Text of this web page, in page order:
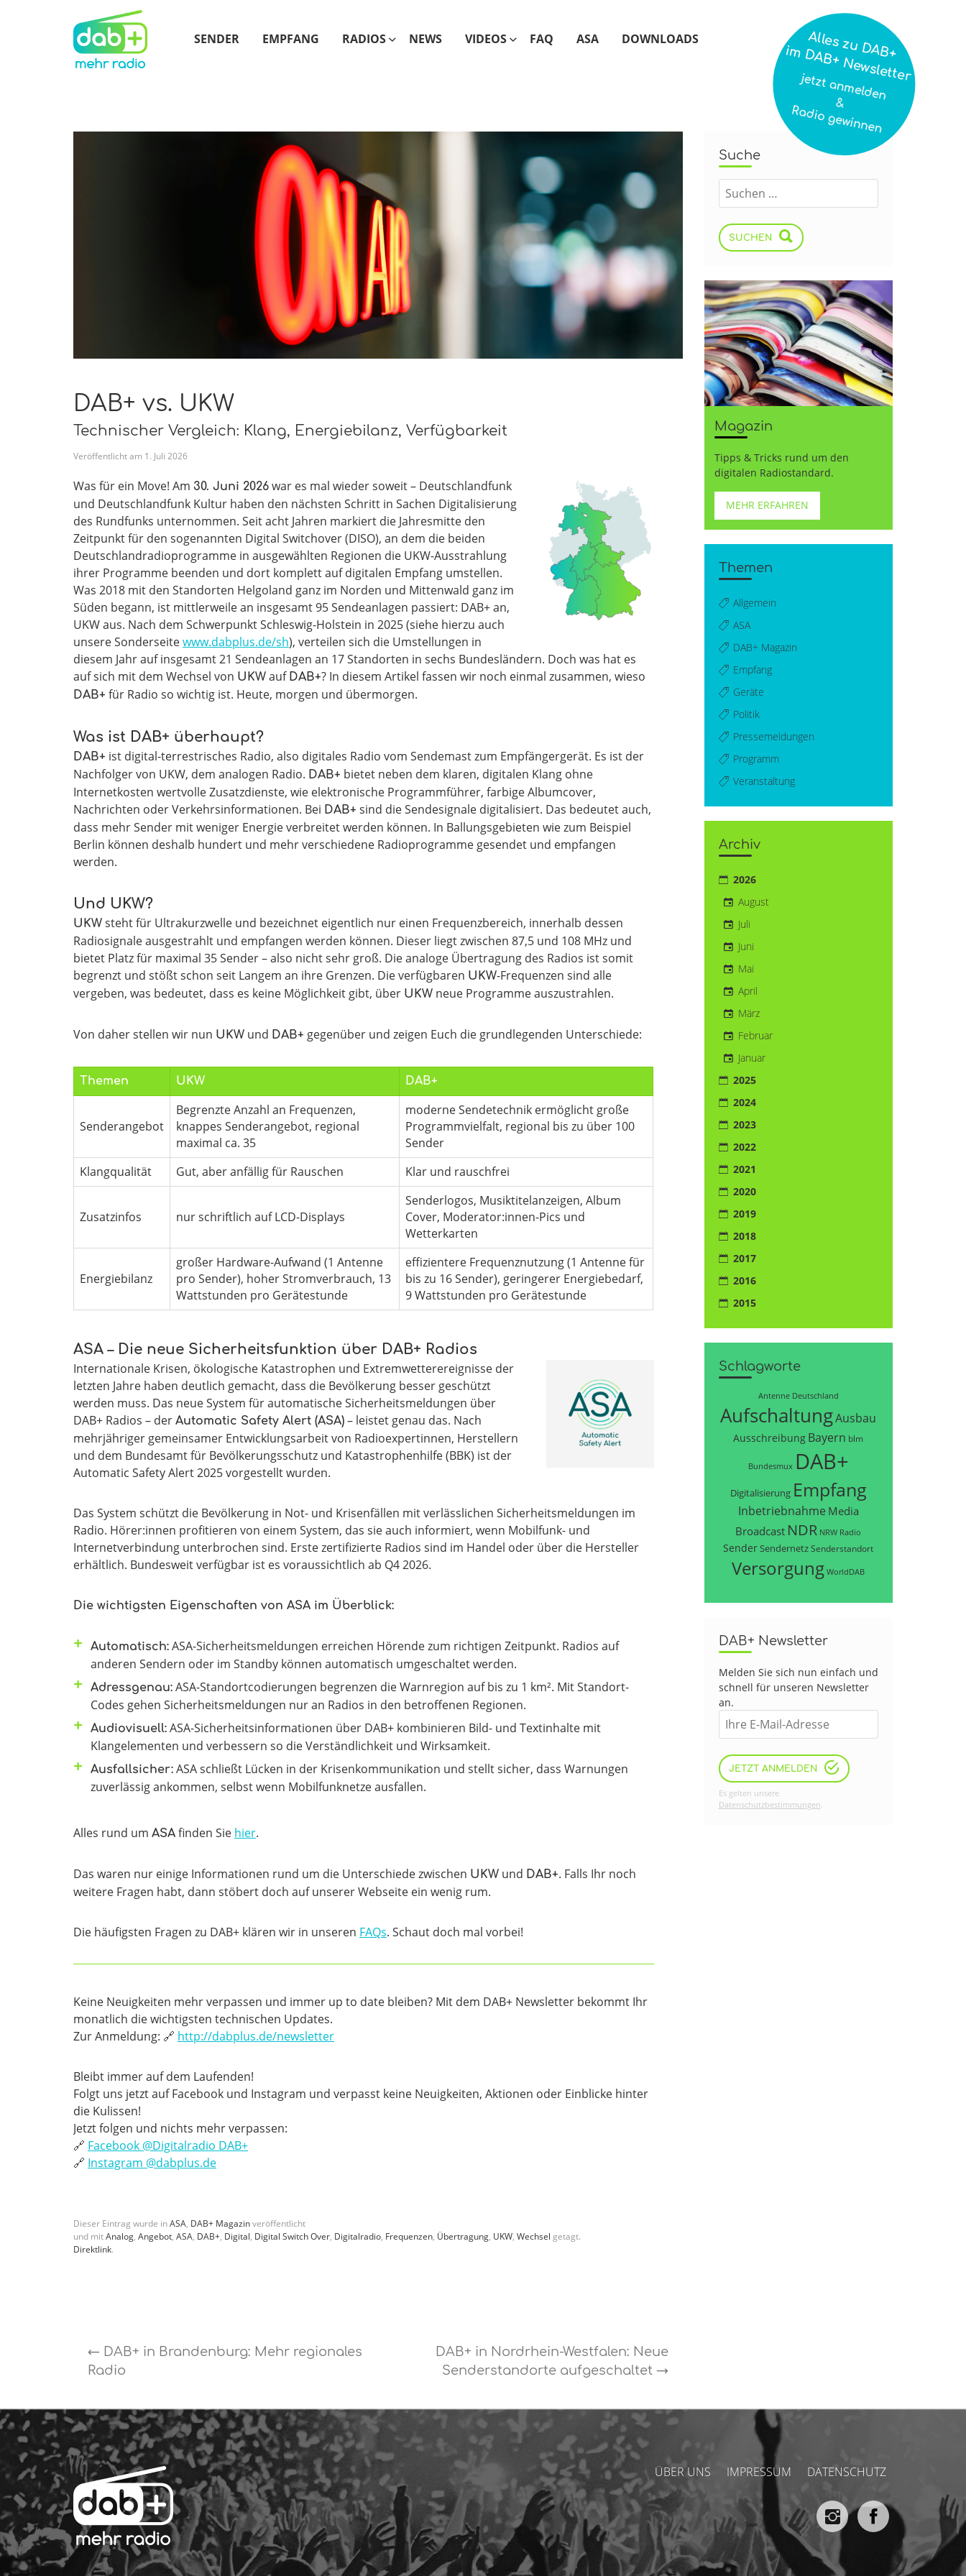
SENDER EMPFANG RADIOS NEWS VIDEOS FAQ ASA DOWNLOADS
DAB+ vs. UKW
Technischer Vergleich: Klang, Energiebilanz, Verfügbarkeit
Veröffentlicht am 1 . Juli 2026
Was für ein Move! Am 30. Juni 2026 war es mal wieder soweit – Deutschlandfunk
und Deutschlandfunk Kultur haben den nächsten Schritt in Sachen Digitalisierung
des Rundfunks unternommen. Seit acht Jahren markiert die Jahresmitte den
Zeitpunkt für den sogenannten Digital Switchover (DISO), an dem die beiden
Deutschlandradioprogramme in ausgewählten Regionen die UKW-Ausstrahlung
ihrer Programme beenden und dort komplett auf digitalen Empfang umstellen.
Was 2018 mit den Standorten Helgoland ganz im Norden und Mittenwald ganz im
Süden begann, ist mittlerweile an insgesamt 95 Sendeanlagen passiert: DAB+ an,
UKW aus. Nach dem Schwerpunkt Schleswig-Holstein in 2025 (siehe hierzu auch
unsere Sonderseitewww.dabplus.de/sh), verteilen sich die Umstellungen in
diesem Jahr auf insgesamt 21 Sendeanlagen an 17 Standorten in sechs Bundesländern. Doch was hat es
auf sich mit dem Wechsel von UKW auf DAB+? In diesem Artikel fassen wir noch einmal zusammen, wieso
DAB+ für Radio so wichtig ist. Heute, morgen und übermorgen.
Was ist DAB+ überhaupt?
DAB+ ist digital-terrestrisches Radio, also digitales Radio vom Sendemast zum Empfängergerät. Es ist der
Nachfolger von UKW, dem analogen Radio. DAB+ bietet neben dem klaren, digitalen Klang ohne
Internetkosten wertvolle Zusatzdienste, wie elektronische Programmführer, farbige Albumcover,
Nachrichten oder Verkehrsinformationen. Bei DAB+ sind die Sendesignale digitalisiert. Das bedeutet auch,
dass mehr Sender mit weniger Energie verbreitet werden können. In Ballungsgebieten wie zum Beispiel
Berlin können deshalb hundert und mehr verschiedene Radioprogramme gesendet und empfangen
werden.
Und UKW?
UKW steht für Ultrakurzwelle und bezeichnet eigentlich nur einen Frequenzbereich, innerhalb dessen
Radiosignale ausgestrahlt und empfangen werden können. Dieser liegt zwischen 87,5 und 108 MHz und
bietet Platz für maximal 35 Sender – also nicht sehr groß. Die analoge Übertragung des Radios ist somit
begrenzt und stößt schon seit Langem an ihre Grenzen. Die verfügbaren UKW-Frequenzen sind alle
vergeben, was bedeutet, dass es keine Möglichkeit gibt, über UKW neue Programme auszustrahlen.
Von daher stellen wir nun UKW und DAB+ gegenüber und zeigen Euch die grundlegenden Unterschiede:
Themen UKW DAB+
Senderangebot
Begrenzte Anzahl an Frequenzen,
knappes Senderangebot, regional
maximal ca. 35
moderne Sendetechnik ermöglicht große
Programmvielfalt, regional bis zu über 100
Sender
Klangqualität
Gut, aber anfällig für Rauschen Klar und rauschfrei
Zusatzinfos nur schriftlich auf LCD-Displays
Senderlogos, Musiktitelanzeigen, Album
Cover, Moderator:innen-Pics und
Wetterkarten
Energiebilanz
großer Hardware-Aufwand (1 Antenne
pro Sender), hoher Stromverbrauch, 13
Wattstunden pro Gerätestunde
effizientere Frequenznutzung (1 Antenne für
bis zu 16 Sender), geringerer Energiebedarf,
9 Wattstunden pro Gerätestunde
ASA – Die neue Sicherheitsfunktion über DAB+ Radios
Internationale Krisen, ökologische Katastrophen und Extremwetterereignisse der
letzten Jahre haben deutlich gemacht, dass die Bevölkerung besser geschützt
werden muss. Das neue System für automatische Sicherheitsmeldungen über
DAB+ Radios – der Automatic Safety Alert (ASA) – leistet genau das. Nach
mehrjähriger gemeinsamer Entwicklungsarbeit von Radioexpertinnen, Herstellern
und dem Bundesamt für Bevölkerungsschutz und Katastrophenhilfe (BBK) ist der
Automatic Safety Alert 2025 vorgestellt wurden.
Das System schützt die Bevölkerung in Not- und Krisenfällen mit verlässlichen Sicherheitsmeldungen im
Radio. Hörer:innen profitieren von einem System, das sie auch informiert, wenn Mobilfunk- und
Internetverbindung unterbrochen sind. Erste zertifizierte Radios sind im Handel oder über die Hersteller
erhältlich. Bundesweit verfügbar ist es voraussichtlich ab Q4 2026.
Die wichtigsten Eigenschaften von ASA im Überblick:
Automatisch: ASA-Sicherheitsmeldungen erreichen Hörende zum richtigen Zeitpunkt. Radios auf
anderen Sendern oder im Standby können automatisch umgeschaltet werden.
Adressgenau: ASA-Standortcodierungen begrenzen die Warnregion auf bis zu 1 km². Mit Standort-
Codes gehen Sicherheitsmeldungen nur an Radios in den betroffenen Regionen.
Audiovisuell: ASA-Sicherheitsinformationen über DAB+ kombinieren Bild- und Textinhalte mit
Klangelementen und verbessern so die Verständlichkeit und Wirksamkeit.
Ausfallsicher: ASA schließt Lücken in der Krisenkommunikation und stellt sicher, dass Warnungen
zuverlässig ankommen, selbst wenn Mobilfunknetze ausfallen.
Alles rund um ASA finden Sie hier.
Das waren nur einige Informationen rund um die Unterschiede zwischen UKW und DAB+. Falls Ihr noch
weitere Fragen habt, dann stöbert doch auf unserer Webseite ein wenig rum.
Die häufigsten Fragen zu DAB+ klären wir in unseren FAQs. Schaut doch mal vorbei!
Keine Neuigkeiten mehr verpassen und immer up to date bleiben? Mit dem DAB+ Newsletter bekommt Ihr
monatlich die wichtigsten technischen Updates.
Zur Anmeldung: 🔗 http://dabplus.de/newsletter
Bleibt immer auf dem Laufenden!
Folgt uns jetzt auf Facebook und Instagram und verpasst keine Neuigkeiten, Aktionen oder Einblicke hinter
die Kulissen!
Jetzt folgen und nichts mehr verpassen:
🔗 Facebook @‌Digitalradio DAB+
🔗 Instagram @‌dabplus.de
Dieser Eintrag wurde inASA, DAB+ Magazinveröffentlicht
und mitAnalog, Angebot, ASA, DAB+, Digital, Digital Switch Over, Digitalradio, Frequenzen, Übertragung, UKW, Wechsel getagt.
Direktlink.
← DAB+ in Brandenburg: Mehr regionales
Radio
DAB+ in Nordrhein-Westfalen: Neue
Senderstandorte aufgeschaltet →
Suche
SUCHEN
Magazin
Tipps & Tricks rund um den
digitalen Radiostandard.
MEHR ERFAHREN
Themen
Allgemein
ASA
DAB+ Magazin
Empfang
Geräte
Politik
Pressemeldungen
Programm
Veranstaltung
Archiv
2026
August
Juli
Juni
Mai
April
März
Februar
Januar
2025
2024
2023
2022
2021
2020
2019
2018
2017
2016
2015
Schlagworte
Antenne Deutschland
AufschaltungAusbau
Ausschreibung Bayern blm
Bundesmux DAB+
Digitalisierung Empfang
Inbetriebnahme Media
Broadcast NDR NRW Radio
SenderSendernetzSenderstandort
Versorgung WorldDAB
DAB+ Newsletter
Melden Sie sich nun einfach und
schnell für unseren Newsletter
an.
JETZT ANMELDEN
Es gelten unsere
Datenschutzbestimmungen.
ÜBER UNS IMPRESSUM DATENSCHUTZ
Alles zu DAB+
im DAB+ Newsletter
jetzt anmelden
&
Radio gewinnen